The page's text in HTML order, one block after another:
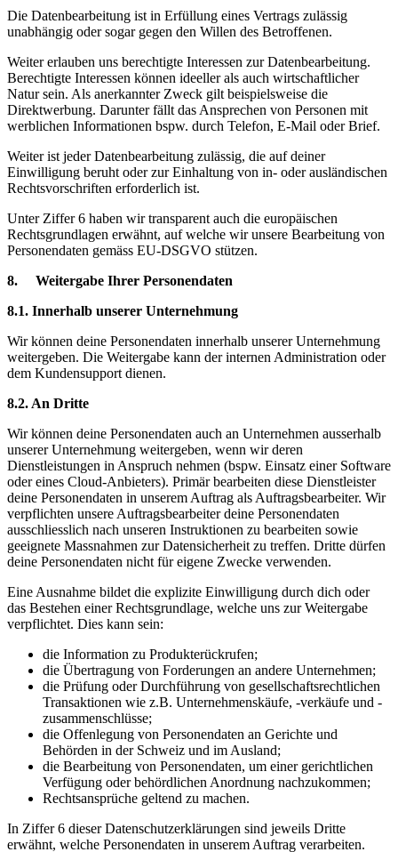
Die Datenbearbeitung ist in Erfüllung eines Vertrags zulässig
unabhängig oder sogar gegen den Willen des Betroffenen.
Weiter erlauben uns berechtigte Interessen zur Datenbearbeitung.
Berechtigte Interessen können ideeller als auch wirtschaftlicher
Natur sein. Als anerkannter Zweck gilt beispielsweise die
Direktwerbung. Darunter fällt das Ansprechen von Personen mit
werblichen Informationen bspw. durch Telefon, E-Mail oder Brief.
Weiter ist jeder Datenbearbeitung zulässig, die auf deiner
Einwilligung beruht oder zur Einhaltung von in- oder ausländischen
Rechtsvorschriften erforderlich ist.
Unter Ziffer 6 haben wir transparent auch die europäischen
Rechtsgrundlagen erwähnt, auf welche wir unsere Bearbeitung von
Personendaten gemäss EU-DSGVO stützen.
8. Weitergabe Ihrer Personendaten
8.1. Innerhalb unserer Unternehmung
Wir können deine Personendaten innerhalb unserer Unternehmung
weitergeben. Die Weitergabe kann der internen Administration oder
dem Kundensupport dienen.
8.2. An Dritte
Wir können deine Personendaten auch an Unternehmen ausserhalb
unserer Unternehmung weitergeben, wenn wir deren
Dienstleistungen in Anspruch nehmen (bspw. Einsatz einer Software
oder eines Cloud-Anbieters). Primär bearbeiten diese Dienstleister
deine Personendaten in unserem Auftrag als Auftragsbearbeiter. Wir
verpflichten unsere Auftragsbearbeiter deine Personendaten
ausschliesslich nach unseren Instruktionen zu bearbeiten sowie
geeignete Massnahmen zur Datensicherheit zu treffen. Dritte dürfen
deine Personendaten nicht für eigene Zwecke verwenden.
Eine Ausnahme bildet die explizite Einwilligung durch dich oder
das Bestehen einer Rechtsgrundlage, welche uns zur Weitergabe
verpflichtet. Dies kann sein:
die Information zu Produkterückrufen;
die Übertragung von Forderungen an andere Unternehmen;
die Prüfung oder Durchführung von gesellschaftsrechtlichen
Transaktionen wie z.B. Unternehmenskäufe, -verkäufe und -
zusammenschlüsse;
die Offenlegung von Personendaten an Gerichte und
Behörden in der Schweiz und im Ausland;
die Bearbeitung von Personendaten, um einer gerichtlichen
Verfügung oder behördlichen Anordnung nachzukommen;
Rechtsansprüche geltend zu machen.
In Ziffer 6 dieser Datenschutzerklärungen sind jeweils Dritte
erwähnt, welche Personendaten in unserem Auftrag verarbeiten.